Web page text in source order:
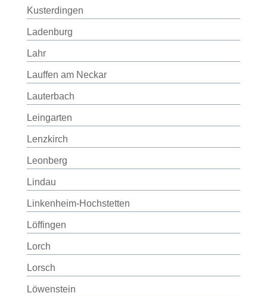
Kusterdingen
Ladenburg
Lahr
Lauffen am Neckar
Lauterbach
Leingarten
Lenzkirch
Leonberg
Lindau
Linkenheim-Hochstetten
Löffingen
Lorch
Lorsch
Löwenstein